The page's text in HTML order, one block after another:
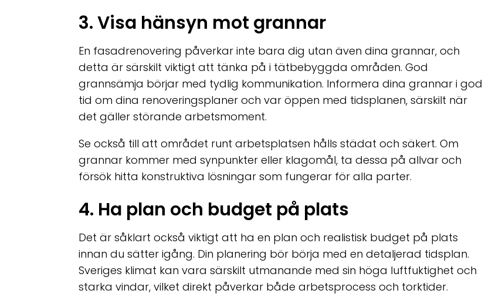
3. Visa hänsyn mot grannar
En fasadrenovering påverkar inte bara dig utan även dina grannar, och
detta är särskilt viktigt att tänka på i tätbebyggda områden. God
grannsämja börjar med tydlig kommunikation. Informera dina grannar i god
tid om dina renoveringsplaner och var öppen med tidsplanen, särskilt när
det gäller störande arbetsmoment.
Se också till att området runt arbetsplatsen hålls städat och säkert. Om
grannar kommer med synpunkter eller klagomål, ta dessa på allvar och
försök hitta konstruktiva lösningar som fungerar för alla parter.
4. Ha plan och budget på plats
Det är såklart också viktigt att ha en plan och realistisk budget på plats
innan du sätter igång. Din planering bör börja med en detaljerad tidsplan.
Sveriges klimat kan vara särskilt utmanande med sin höga luftfuktighet och
starka vindar, vilket direkt påverkar både arbetsprocess och torktider.